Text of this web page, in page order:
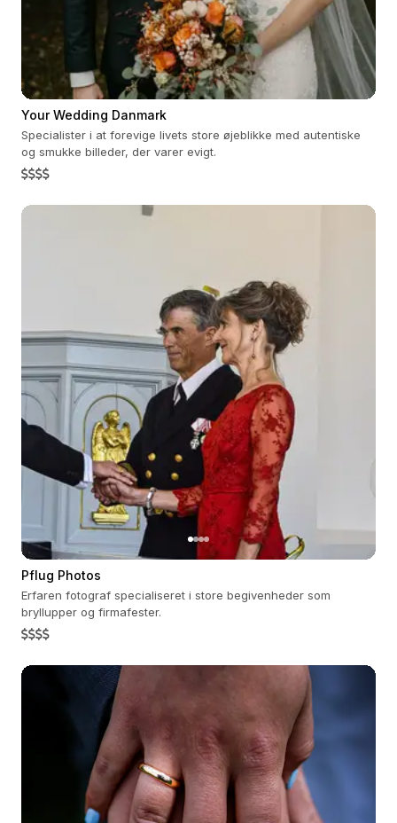
Your Wedding Danmark
Specialister i at forevige livets store øjeblikke med autentiske
og smukke billeder, der varer evigt.
Pflug Photos
Erfaren fotograf specialiseret i store begivenheder som
bryllupper og firmafester.